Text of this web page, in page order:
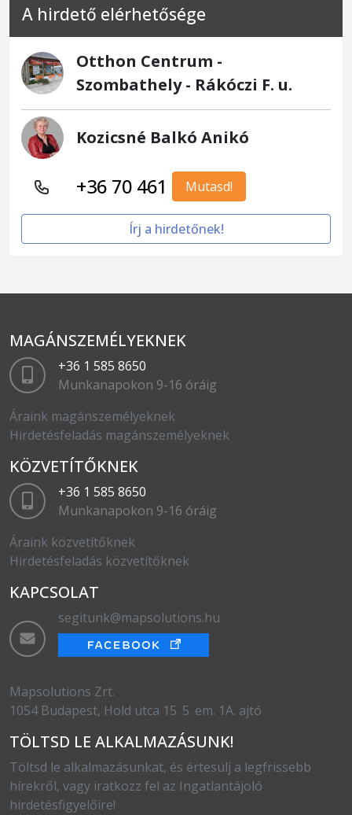
A hirdető elérhetősége
Otthon Centrum -
Szombathely - Rákóczi F. u.
Kozicsné Balkó Anikó
+36 70 461 Mutasd!
Írj a hirdetőnek!
MAGÁNSZEMÉLYEKNEK
+36 1 585 8650
Munkanapokon 9-16 óráig
Áraink magánszemélyeknek
Hirdetésfeladás magánszemélyeknek
KÖZVETÍTŐKNEK
+36 1 585 8650
Munkanapokon 9-16 óráig
Áraink közvetítőknek
Hirdetésfeladás közvetítőknek
KAPCSOLAT
segitunk@mapsolutions.hu
Mapsolutions Zrt.
1054 Budapest, Hold utca 15. 5. em. 1A. ajtó
TÖLTSD LE ALKALMAZÁSUNK!
Töltsd le alkalmazásunkat, és értesülj a legfrissebb
hírekről, vagy iratkozz fel az Ingatlantájoló
hirdetésfigyelőire!